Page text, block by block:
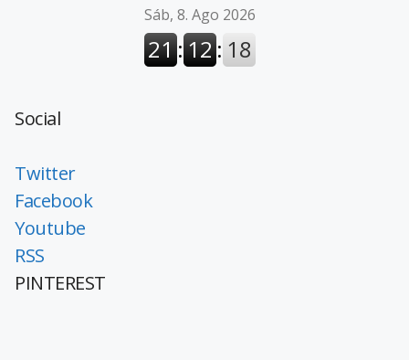
Social
Twitter
Facebook
Youtube
RSS
PINTEREST